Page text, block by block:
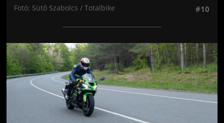
Fotó: Sütő Szabolcs / Totalbike #10
Jön még kép!